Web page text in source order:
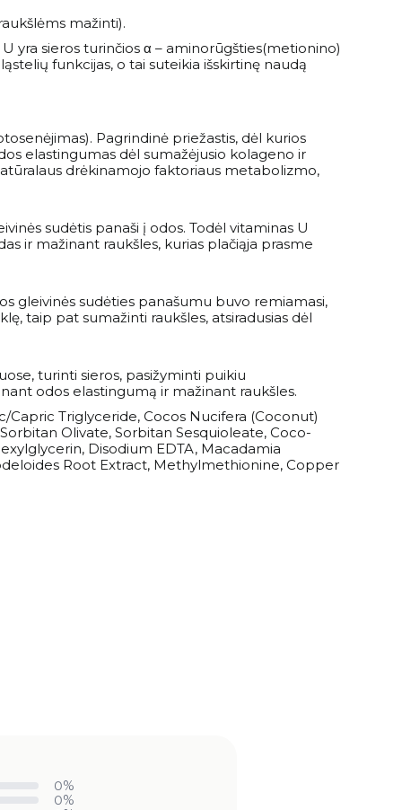
mažinti).
yra sieros turinčios α – aminorūgšties(metionino)
funkcijas, o tai suteikia išskirtinę naudą
Pagrindinė priežastis, dėl kurios
elastingumas dėl sumažėjusio kolageno ir
drėkinamojo faktoriaus metabolizmo,
sudėtis panaši į odos. Todėl vitaminas U
ir mažinant raukšles, kurias plačiąja prasme
gleivinės sudėties panašumu buvo remiamasi,
taip pat sumažinti raukšles, atsiradusias dėl
turinti sieros, pasižyminti puikiu
odos elastingumą ir mažinant raukšles.
Triglyceride, Cocos Nucifera (Coconut)
Olivate, Sorbitan Sesquioleate, Coco-
Disodium EDTA, Macadamia
Root Extract, Methylmethionine, Copper
0%
0%